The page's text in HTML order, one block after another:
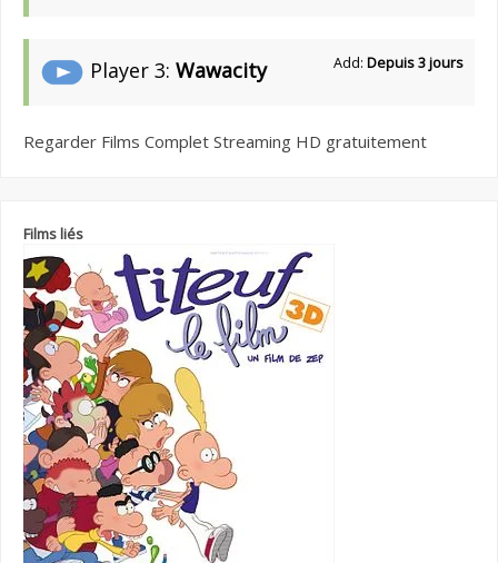
Player 3: Wawacity Add: Depuis 3 jours
Regarder Films Complet Streaming HD gratuitement
Films liés